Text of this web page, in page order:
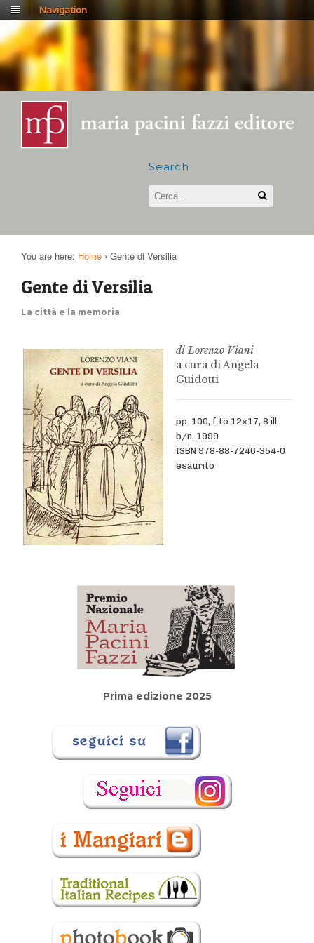
Navigation
Search
You are here: Home › Gente di Versilia
Gente di Versilia
La città e la memoria
di Lorenzo Viani
a cura di Angela
Guidotti
pp. 100, f.to 12×17, 8 ill.
b/n, 1999
ISBN 978-88-7246-354-0
esaurito
Prima edizione 2025